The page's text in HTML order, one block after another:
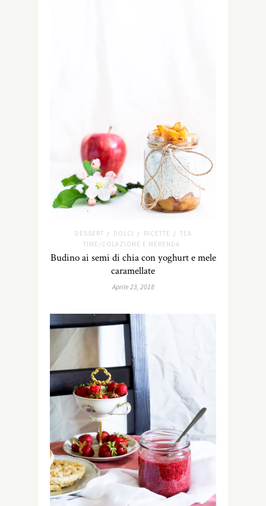
DESSERT / DOLCI / RICETTE /
TEA
TIME/COLAZIONE E MERENDA
Budino ai semi di chia con yoghurt e mele
caramellate
Aprile 23, 2018